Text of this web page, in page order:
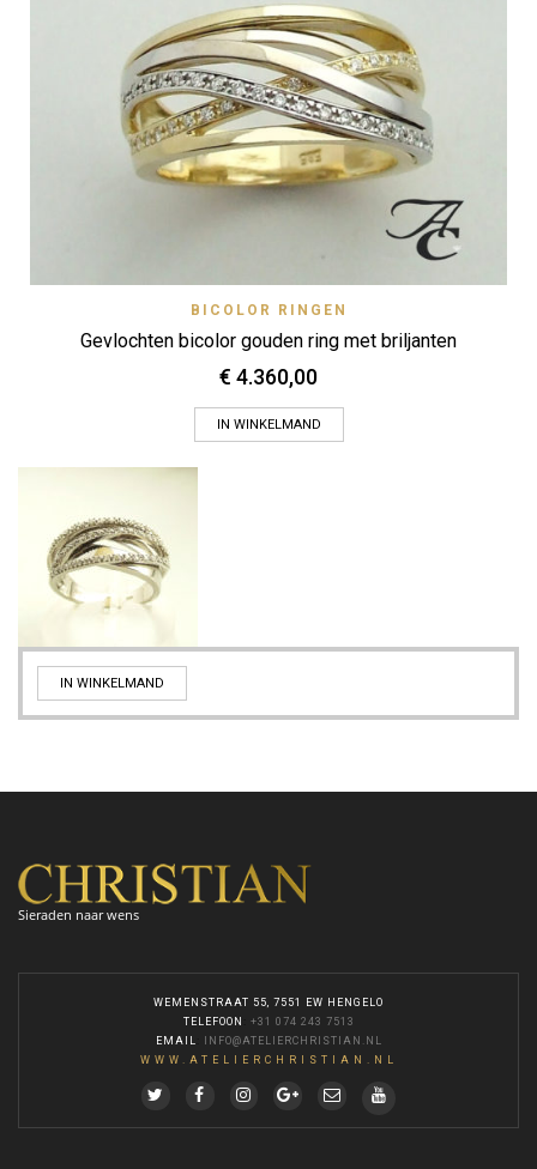
BICOLOR RINGEN
Gevlochten bicolor gouden ring met briljanten
€ 4.360,00
IN WINKELMAND
IN WINKELMAND
Sieraden naar wens
WEMENSTRAAT 55, 7551 EW HENGELO
TELEFOON
+31 074 243 7513
EMAIL
INFO@ATELIERCHRISTIAN.NL
WWW.ATELIERCHRISTIAN.NL